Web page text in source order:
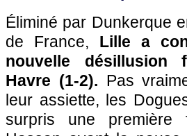
Éliminé par Dunkerque
de France, Lille a
nouvelle désillusion
Havre (1-2). Pas
leur assiette, les
surpris une première